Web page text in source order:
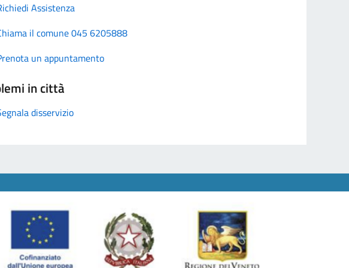
Assistenza
il comune 045 6205888
un appuntamento
in città
disservizio